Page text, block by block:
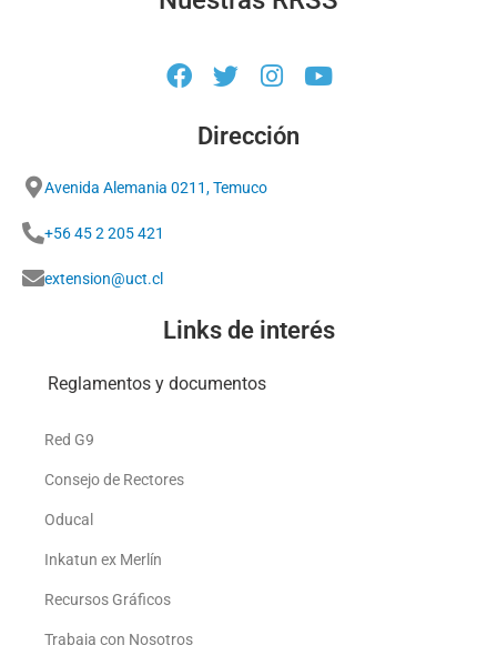
Dirección
Avenida Alemania 0211, Temuco
+56 45 2 205 421
extension@uct.cl
Links de interés
Reglamentos y documentos
Red G9
Consejo de Rectores
Oducal
Inkatun ex Merlín
Recursos Gráficos
Trabaja con Nosotros